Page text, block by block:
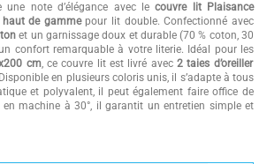
une note d’élégance avec lecouvre lit Plaisance
haut de gammepour lit double. Confectionné avec
et un garnissage doux et durable (70 % coton, 30
confort remarquable à votre literie. Idéal pour les
cm, ce couvre lit est livré avec2 taies d’oreiller
en plusieurs coloris unis, il s’adapte à tous
et polyvalent, il peut également faire office de
en machine à 30°, il garantit un entretien simple et